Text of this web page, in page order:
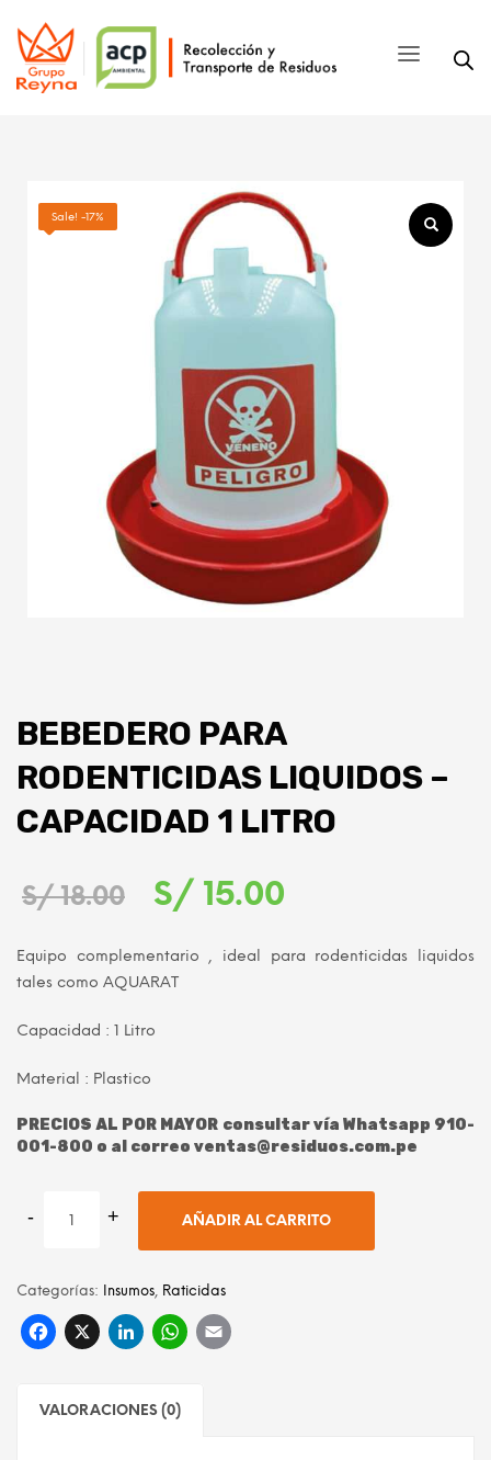
Sale! -17%
BEBEDERO PARA
RODENTICIDAS LIQUIDOS –
CAPACIDAD 1 LITRO
S/18.00
El
original
S/ 15.00
Equipo complementario , ideal para rodenticidas liquidos
tales como AQUARAT
Capacidad : 1 Litro
Material : Plastico
PRECIOS AL POR MAYOR consultar vía Whatsapp 910-
001-800 o al correo ventas@residuos.com.pe
AÑADIR AL CARRITO
Categorías: Insumos, Raticidas
Facebook
X LinkedIn
WhatsApp
VALORACIONES (0)